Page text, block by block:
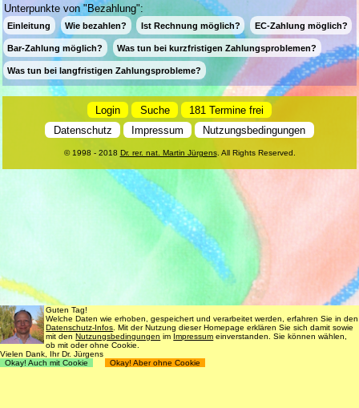
Unterpunkte von "Bezahlung":
Einleitung Wie bezahlen? Ist Rechnung möglich? EC-Zahlung möglich?
Bar-Zahlung möglich? Was tun bei kurzfristigen Zahlungsproblemen?
Was tun bei langfristigen Zahlungsprobleme?
Login Suche
181 Termine frei
Datenschutz
Impressum Nutzungsbedingungen
© 1998 - 2018 Dr. rer. nat. Martin Jürgens. All Rights Reserved.
Guten Tag!
Welche Daten wie erhoben, gespeichert und verarbeitet werden, erfahren Sie in den
Datenschutz-Infos . Mit der Nutzung dieser Homepage erklären Sie sich damit sowie
mit denNutzungsbedingungen im Impressum einverstanden. Sie können wählen,
ob mit oder ohne Cookie.
Vielen Dank, Ihr Dr. Jürgens
Okay! Auch mit Cookie
Okay! Aber ohne Cookie